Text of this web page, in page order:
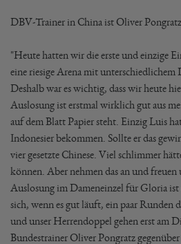
DBV-Trainer in China ist Oliver Pongratz.
"Heute hatten wir die erste und einzige
eine riesige Arena mit unterschiedlichem
Deshalb war es wichtig, dass wir heute
Auslosung ist erstmal wirklich gut aus
auf dem Blatt Papier steht. Einzig Luis
Indonesier bekommen. Sollte er das
vier gesetzte Chinese. Viel schlimmer
können. Aber nehmen das an und freuen
Auslosung im Dameneinzel für Gloria ist
sich, wenn es gut läuft, ein paar Runden
und unser Herrendoppel gehen erst am
Bundestrainer Oliver Pongratz